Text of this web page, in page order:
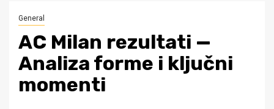
General
AC Milan rezultati —
Analiza forme i ključni
momenti